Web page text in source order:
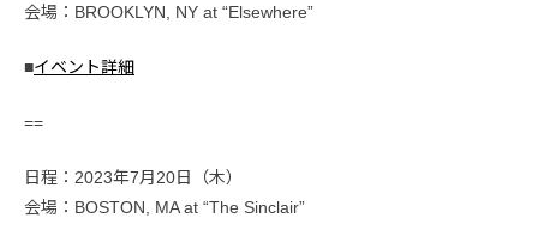
会場：BROOKLYN, NY at “Elsewhere”
■イベント詳細
==
日程：2023年7月20日（木）
会場：BOSTON, MA at “The Sinclair”